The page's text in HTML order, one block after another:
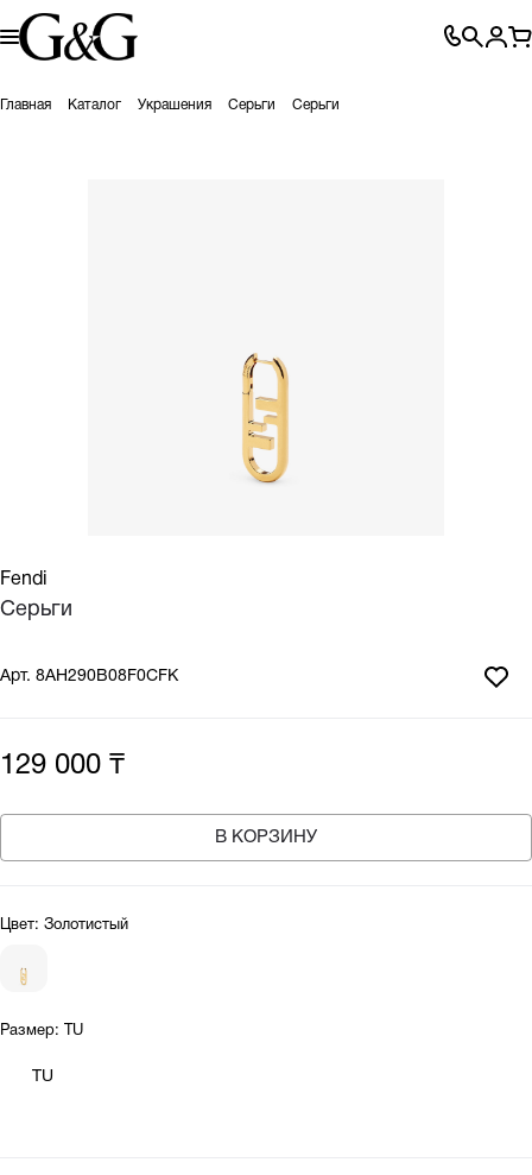
Главная Каталог Украшения Серьги Серьги
Fendi
Серьги
Арт. 8AH290B08F0CFK
129 000 ₸
В КОРЗИНУ
Цвет: Золотистый
Размер: TU
TU